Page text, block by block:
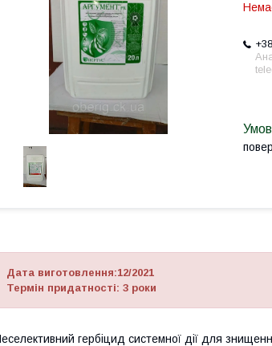
Дата виготовлення:12/2021
Термін придатності: 3 роки
гербіцид системної дії для